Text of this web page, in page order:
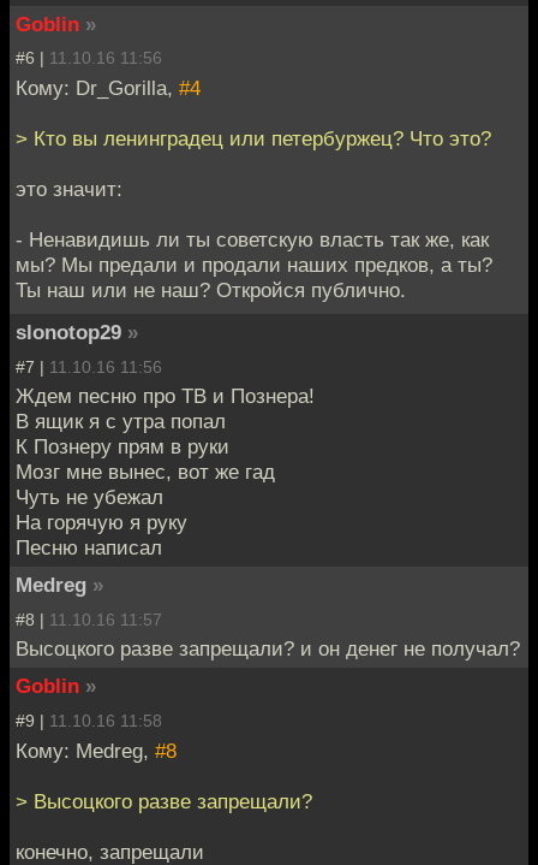
Goblin »
#6 | 11.10.16 11:56
Кому: Dr_Gorilla, #4
> Кто вы ленинградец или петербуржец? Что это?
это значит:
- Ненавидишь ли ты советскую власть так же, как
мы? Мы предали и продали наших предков, а ты?
Ты наш или не наш? Откройся публично.
slonotop29 »
#7 | 11.10.16 11:56
Ждем песню про ТВ и Познера!
В ящик я с утра попал
К Познеру прям в руки
Мозг мне вынес, вот же гад
Чуть не убежал
На горячую я руку
Песню написал
Medreg »
#8 | 11.10.16 11:57
Высоцкого разве запрещали? и он денег не получал?
Goblin »
#9 | 11.10.16 11:58
Кому: Medreg, #8
> Высоцкого разве запрещали?
конечно, запрещали